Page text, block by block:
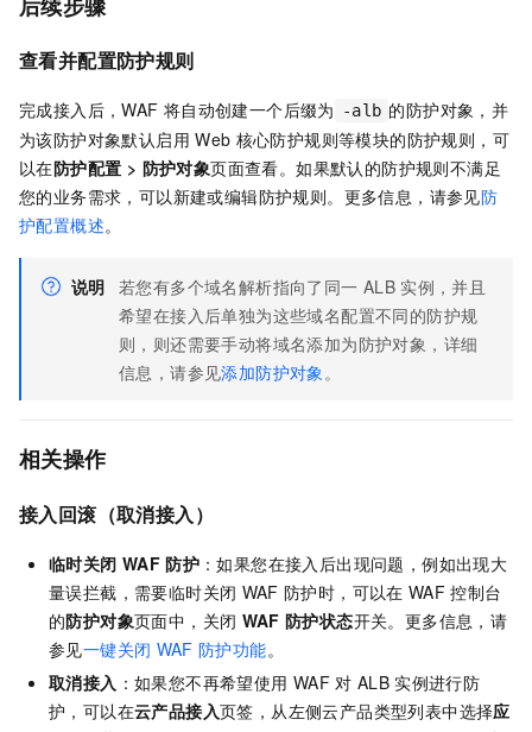
查看并配置防护规则
完成接入后，WAF 将自动创建一个后缀为 -alb 的防护对象，并
为该防护对象默认启用 Web 核心防护规则等模块的防护规则，可
以在防护配置 > 防护对象页面查看。如果默认的防护规则不满足
您的业务需求，可以新建或编辑防护规则。更多信息，请参见防
护配置概述。
说明 若您有多个域名解析指向了同一 ALB 实例，并且
希望在接入后单独为这些域名配置不同的防护规
则，则还需要手动将域名添加为防护对象，详细
信息，请参见添加防护对象。
相关操作
接入回滚（取消接入）
临时关闭 WAF 防护 ：如果您在接入后出现问题，例如出现大
量误拦截，需要临时关闭 WAF 防护时，可以在 WAF 控制台
的防护对象页面中，关闭 WAF 防护状态开关。更多信息，请
参见一键关闭 WAF 防护功能。
取消接入 ：如果您不再希望使用 WAF 对 ALB 实例进行防
护，可以在云产品接入页签，从左侧云产品类型列表中选择应